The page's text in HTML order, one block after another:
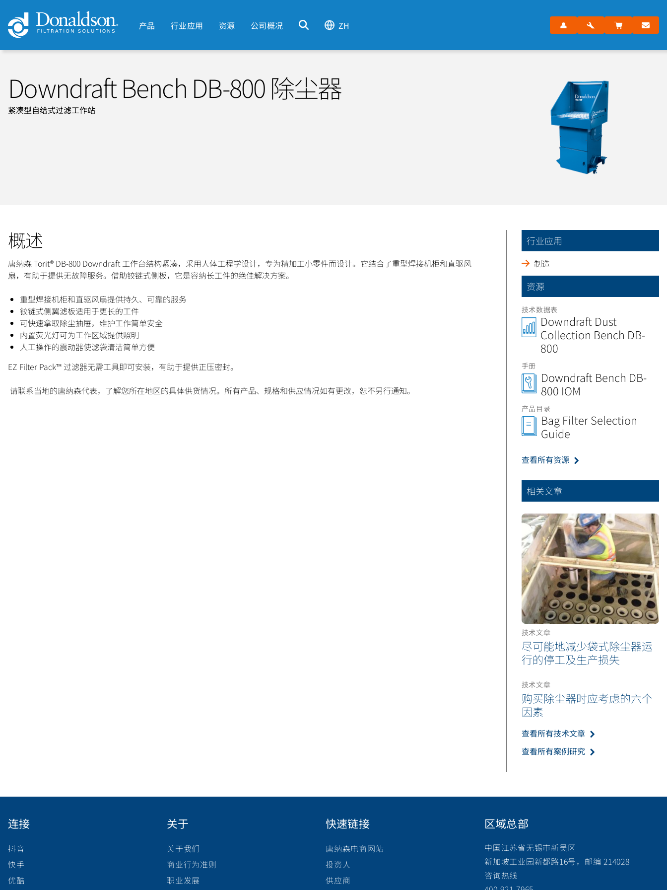
产品 行业应用 资源 公司概况 ZH
Downdraft Bench DB-800 除尘器
紧凑型自给式过滤工作站
概述
唐纳森 Torit® DB-800 Downdraft 工作台结构紧凑，采用人体工程学设计，专为精加工小零件而设计。它结合了重型焊接机柜和直驱风
扇，有助于提供无故障服务。借助铰链式侧板，它是容纳长工件的绝佳解决方案。
重型焊接机柜和直驱风扇提供持久、可靠的服务
铰链式侧翼滤板适用于更长的工件
可快速拿取除尘抽屉，维护工作简单安全
内置荧光灯可为工作区域提供照明
人工操作的震动器使滤袋清洁简单方便
EZ Filter Pack™ 过滤器无需工具即可安装，有助于提供正压密封。
请联系当地的唐纳森代表，了解您所在地区的具体供货情况。所有产品、规格和供应情况如有更改，恕不另行通知。
行业应用
制造
资源
技术数据表
Downdraft Dust
Collection Bench DB-
800
手册
Downdraft Bench DB-
800 IOM
产品目录
Bag Filter Selection
Guide
查看所有资源
相关文章
技术文章
尽可能地减少袋式除尘器运
行的停工及生产损失
技术文章
购买除尘器时应考虑的六个
因素
查看所有技术文章
查看所有案例研究
连接
抖音
快手
优酷
关于
关于我们
商业行为准则
职业发展
快速链接
唐纳森电商网站
投资人
供应商
区域总部
中国江苏省无锡市新吴区
新加坡工业园新都路16号，邮编 214028
咨询热线